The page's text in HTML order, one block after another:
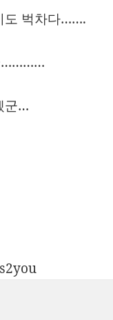
도 벅차다…….
…………
군…